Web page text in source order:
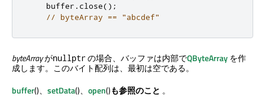
    buffer
. close();
// byteArray == "abcdef"
byteArrayがnullptrの場合、バッファは内部でQByteArrayを作
成します。このバイト配列は、最初は空である。
buffer()、 setData()、 open()も参照のこと 。